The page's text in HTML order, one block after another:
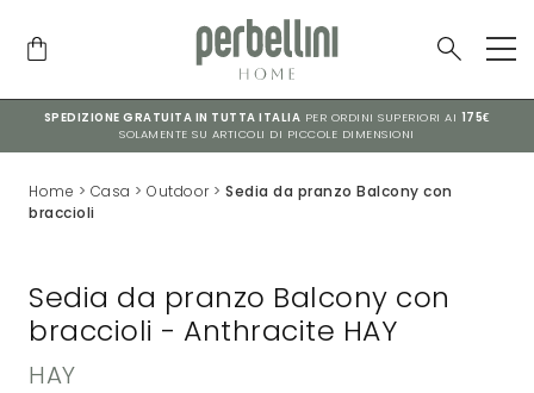
SPEDIZIONE GRATUITA IN TUTTA ITALIA PER ORDINI SUPERIORI AI 175€
SOLAMENTE SU ARTICOLI DI PICCOLE DIMENSIONI
Home > Casa > Outdoor > Sedia da pranzo Balcony con
braccioli
Sedia da pranzo Balcony con
braccioli - Anthracite HAY
HAY